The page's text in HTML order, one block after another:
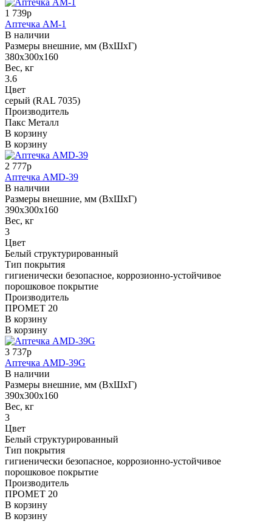
1 739р
Аптечка АМ-1
В наличии
Размеры внешние, мм (ВхШхГ)
380x300x160
Вес, кг
3.6
Цвет
серый (RAL 7035)
Производитель
Пакс Металл
В корзину
В корзину
2 777р
Аптечка AMD-39
В наличии
Размеры внешние, мм (ВхШхГ)
390x300x160
Вес, кг
3
Цвет
Белый структурированный
Тип покрытия
гигиенически безопасное, коррозионно-устойчивое
порошковое покрытие
Производитель
ПРОМЕТ 20
В корзину
В корзину
3 737р
Аптечка AMD-39G
В наличии
Размеры внешние, мм (ВхШхГ)
390x300x160
Вес, кг
3
Цвет
Белый структурированный
Тип покрытия
гигиенически безопасное, коррозионно-устойчивое
порошковое покрытие
Производитель
ПРОМЕТ 20
В корзину
В корзину